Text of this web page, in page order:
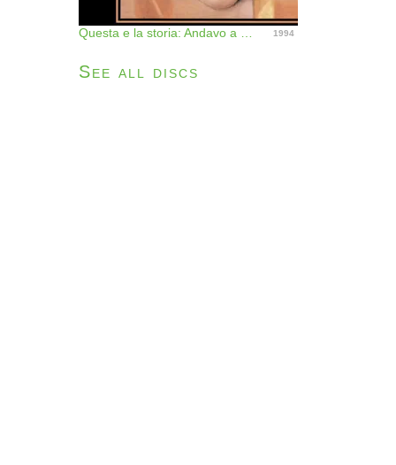
1994
See all discs